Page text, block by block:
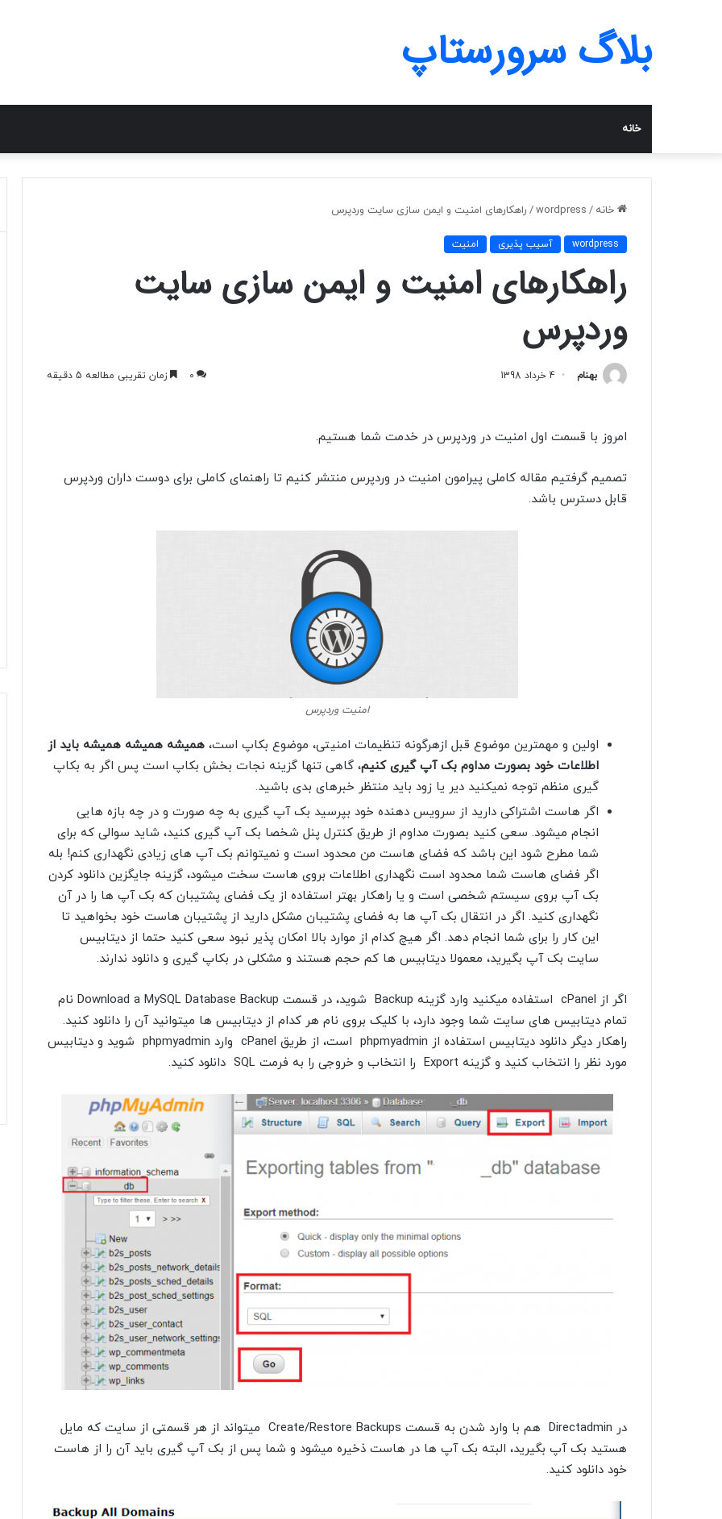
بلاگ سرورستاپ
خانه
خانه /
wordpress
/ راهکارهای امنیت و ایمن سازی سایت وردپرس
wordpress آسیب پذیری امنیت
راهکارهای امنیت و ایمن سازی سایت
وردپرس
بهنام 4 خرداد 1398 0 زمان تقریبی مطالعه 5 دقیقه
امروز با قسمت اول امنیت در وردپرس در خدمت شما هستیم.
تصمیم گرفتیم مقاله کاملی پیرامون امنیت در وردپرس منتشر کنیم تا راهنمای کاملی برای دوست داران وردپرس
قابل دسترس باشد.
امنیت وردپرس
اولین و مهمترین موضوع قبل ازهرگونه تنظیمات امنیتی، موضوع بکاپ است، همیشه همیشه همیشه باید از
اطلاعات خود بصورت مداوم بک آپ گیری کنیم، گاهی تنها گزینه نجات بخش بکاپ است پس اگر به بکاپ
گیری منظم توجه نمیکنید دیر یا زود باید منتظر خبرهای بدی باشید.
اگر هاست اشتراکی دارید از سرویس دهنده خود بپرسید بک آپ گیری به چه صورت و در چه بازه هایی
انجام میشود. سعی کنید بصورت مداوم از طریق کنترل پنل شخصا بک آپ گیری کنید، شاید سوالی که برای
شما مطرح شود این باشد که فضای هاست من محدود است و نمیتوانم بک آپ های زیادی نگهداری کنم! بله
اگر فضای هاست شما محدود است نگهداری اطلاعات بروی هاست سخت میشود، گزینه جایگزین دانلود کردن
بک آپ بروی سیستم شخصی است و یا راهکار بهتر استفاده از یک فضای پشتیبان که بک آپ ها را در آن
نگهداری کنید. اگر در انتقال بک آپ ها به فضای پشتیبان مشکل دارید از پشتیبان هاست خود بخواهید تا
این کار را برای شما انجام دهد. اگر هیچ کدام از موارد بالا امکان پذیر نبود سعی کنید حتما از دیتابیس
سایت بک آپ بگیرید، معمولا دیتابیس ها کم حجم هستند و مشکلی در بکاپ گیری و دانلود ندارند.
اگر از cPanel استفاده میکنید وارد گزینه Backup شوید، در قسمت Download a MySQL Database Backup نام
تمام دیتابیس های سایت شما وجود دارد، با کلیک بروی نام هر کدام از دیتابیس ها میتوانید آن را دانلود کنید.
راهکار دیگر دانلود دیتابیس استفاده از phpmyadmin است، از طریق cPanel وارد phpmyadmin شوید و دیتابیس
مورد نظر را انتخاب کنید و گزینه Export را انتخاب و خروجی را به فرمت SQL دانلود کنید.
در Directadmin هم با وارد شدن به قسمت Create/Restore Backups میتواند از هر قسمتی از سایت که مایل
هستید بک آپ بگیرید، البته بک آپ ها در هاست ذخیره میشود و شما پس از بک آپ گیری باید آن را از هاست
خود دانلود کنید.